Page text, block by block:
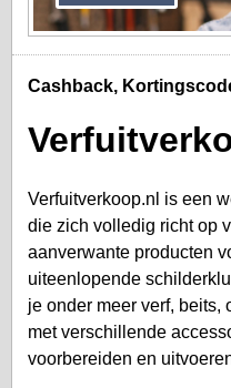
Cashback,
Verfuitverkoop.nl is een
die zich volledig richt op
aanverwante producten
uiteenlopende
je onder meer verf, beits,
met verschillende
voorbereiden en